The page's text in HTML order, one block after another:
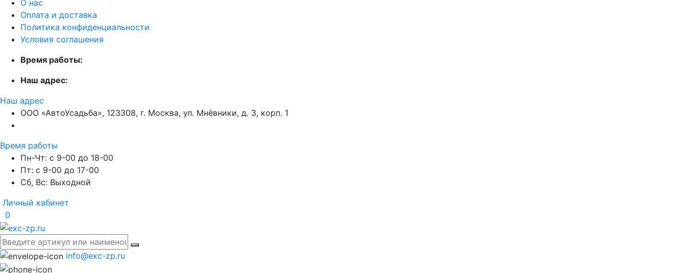
О нас
Оплата и доставка
Политика конфиденциальности
Условия соглашения
Время работы:
Наш адрес:
Наш адрес
ООО «АвтоУсадьба», 123308, г. Москва, ул. Мнёвники, д. 3, корп. 1
Время работы
Пн-Чт: с 9-00 до 18-00
Пт: с 9-00 до 17-00
Сб, Вс: Выходной
Личный кабинет
0
info@exc-zp.ru